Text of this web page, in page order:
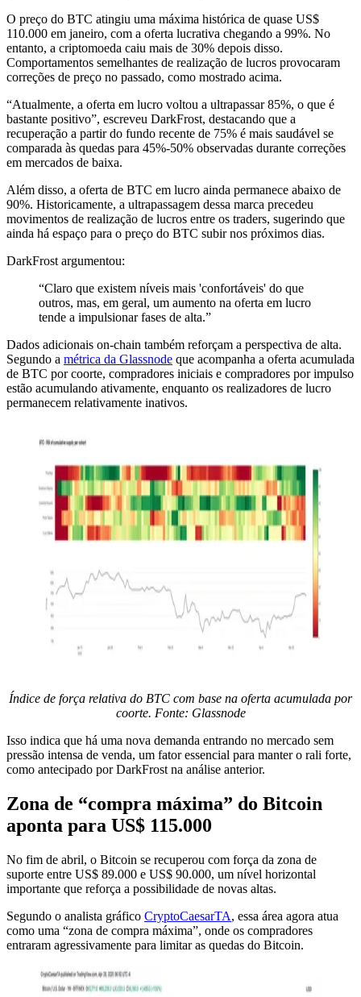
O preço do BTC atingiu uma máxima histórica de quase US$
110.000 em janeiro, com a oferta lucrativa chegando a 99%. No
entanto, a criptomoeda caiu mais de 30% depois disso.
Comportamentos semelhantes de realização de lucros provocaram
correções de preço no passado, como mostrado acima.
“Atualmente, a oferta em lucro voltou a ultrapassar 85%, o que é
bastante positivo”, escreveu DarkFrost, destacando que a
recuperação a partir do fundo recente de 75% é mais saudável se
comparada às quedas para 45%-50% observadas durante correções
em mercados de baixa.
Além disso, a oferta de BTC em lucro ainda permanece abaixo de
90%. Historicamente, a ultrapassagem dessa marca precedeu
movimentos de realização de lucros entre os traders, sugerindo que
ainda há espaço para o preço do BTC subir nos próximos dias.
DarkFrost argumentou:
“Claro que existem níveis mais 'confortáveis' do que
outros, mas, em geral, um aumento na oferta em lucro
tende a impulsionar fases de alta.”
Dados adicionais on-chain também reforçam a perspectiva de alta.
Segundo a métrica da Glassnode que acompanha a oferta acumulada
de BTC por coorte, compradores iniciais e compradores por impulso
estão acumulando ativamente, enquanto os realizadores de lucro
permanecem relativamente inativos.
Índice de força relativa do BTC com base na oferta acumulada por
coorte. Fonte: Glassnode
Isso indica que há uma nova demanda entrando no mercado sem
pressão intensa de venda, um fator essencial para manter o rali forte,
como antecipado por DarkFrost na análise anterior.
Zona de “compra máxima” do Bitcoin
aponta para US$ 115.000
No fim de abril, o Bitcoin se recuperou com força da zona de
suporte entre US$ 89.000 e US$ 90.000, um nível horizontal
importante que reforça a possibilidade de novas altas.
Segundo o analista gráfico CryptoCaesarTA, essa área agora atua
como uma “zona de compra máxima”, onde os compradores
entraram agressivamente para limitar as quedas do Bitcoin.